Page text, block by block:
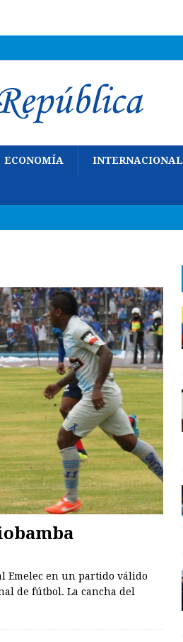
ECONOMÍA INTERNACIONAL
Emelec en un partido válido
de fútbol. La cancha del